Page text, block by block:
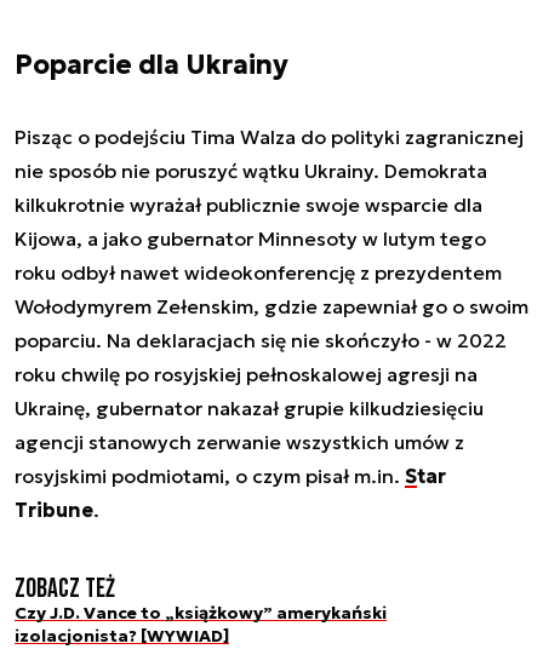
Poparcie dla Ukrainy
Pisząc o podejściu Tima Walza do polityki zagranicznej
nie sposób nie poruszyć wątku Ukrainy. Demokrata
kilkukrotnie wyrażał publicznie swoje wsparcie dla
Kijowa, a jako gubernator Minnesoty w lutym tego
roku odbył nawet wideokonferencję z prezydentem
Wołodymyrem Zełenskim, gdzie zapewniał go o swoim
poparciu. Na deklaracjach się nie skończyło - w 2022
roku chwilę po rosyjskiej pełnoskalowej agresji na
Ukrainę, gubernator nakazał grupie kilkudziesięciu
agencji stanowych zerwanie wszystkich umów z
rosyjskimi podmiotami, o czym pisał m.in. Star
Tribune.
Zobacz też
Czy J.D. Vance to „książkowy” amerykański
izolacjonista? [WYWIAD]